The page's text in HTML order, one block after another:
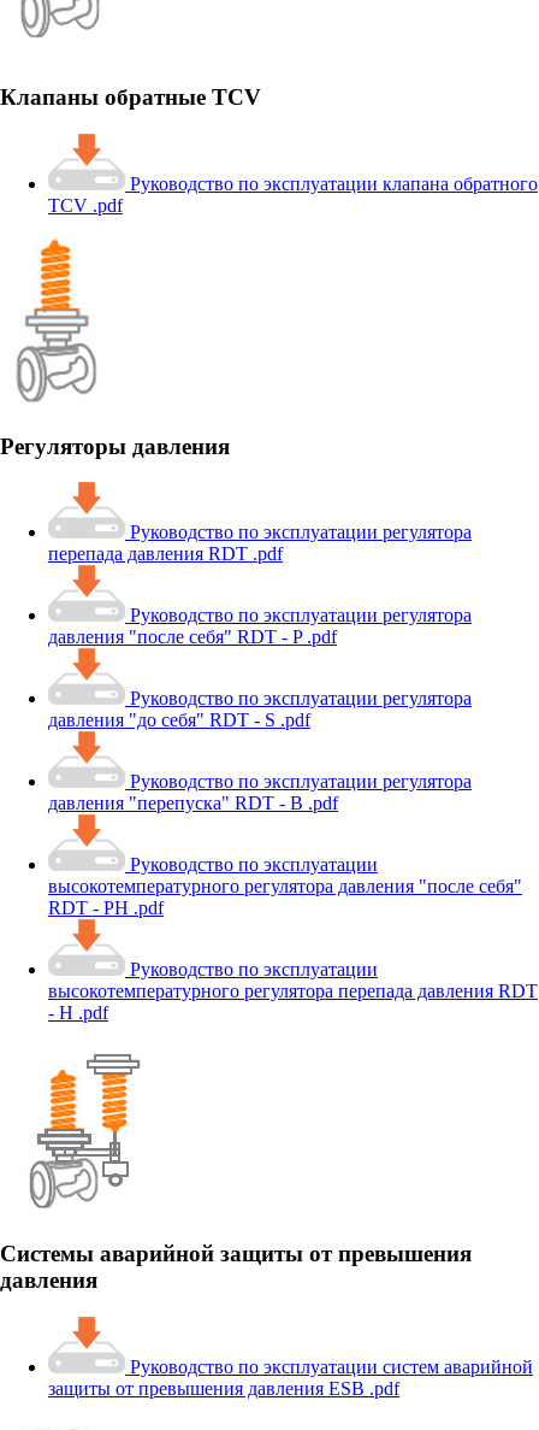
Клапаны обратные TCV
Руководство по эксплуатации клапана обратного
TCV .pdf
Регуляторы давления
Руководство по эксплуатации регулятора
перепада давления RDT .pdf
Руководство по эксплуатации регулятора
давления "после себя" RDT - P .pdf
Руководство по эксплуатации регулятора
давления "до себя" RDT - S .pdf
Руководство по эксплуатации регулятора
давления "перепуска" RDT - B .pdf
Руководство по эксплуатации
высокотемпературного регулятора давления "после себя"
RDT - PH .pdf
Руководство по эксплуатации
высокотемпературного регулятора перепада давления RDT
- H .pdf
Системы аварийной защиты от превышения
давления
Руководство по эксплуатации cистем аварийной
защиты от превышения давления ESB .pdf